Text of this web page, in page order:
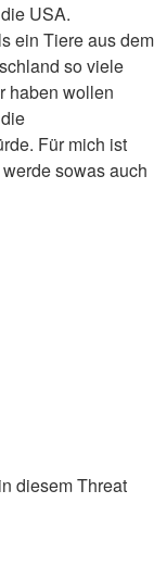
USA.
ein Tiere aus dem
so viele
haben wollen
Für mich ist
sowas auch
diesem Threat